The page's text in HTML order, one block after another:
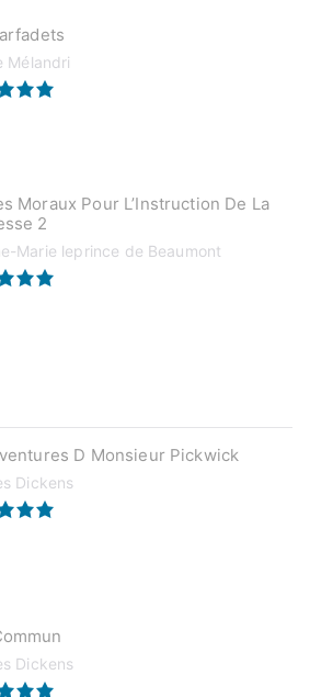
Mélandri
Moraux Pour L’Instruction De La
2
Marie leprince de Beaumont
D Monsieur Pickwick
Dickens
Dickens